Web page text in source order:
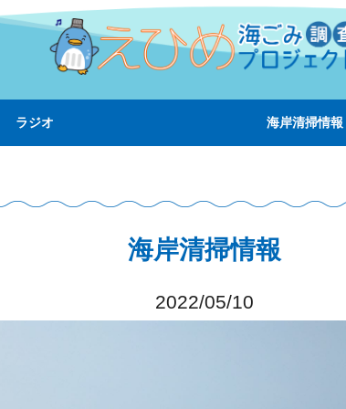
ラジオ 海岸清掃情報
海岸清掃情報
2022/05/10